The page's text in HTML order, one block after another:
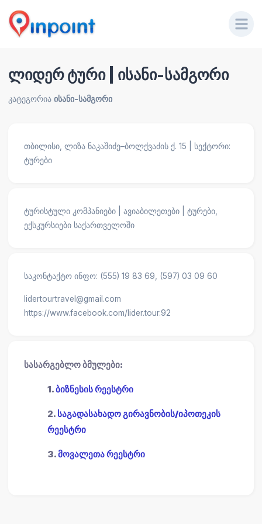
ლიდერ ტური | ისანი-სამგორი
კატეგორია ისანი-სამგორი
თბილისი, ლიზა ნაკაშიძე–ბოლქვაძის ქ. 15 | სექტორი:
ტურები
ტურისტული კომპანიები | ავიაბილეთები | ტურები,
ექსკურსიები საქართველოში
საკონტაქტო ინფო: (555) 19 83 69, (597) 03 09 60
lidertourtravel@gmail.com
https://www.facebook.com/lider.tour.92
სასარგებლო ბმულები:
1.ბიზნესის რეესტრი
2. საგადასახადო გირავნობის/იპოთეკის
რეესტრი
3.მოვალეთა რეესტრი